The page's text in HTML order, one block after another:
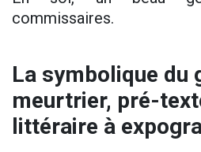
commissaires.
La symbolique du
meurtrier, pré-
littéraire à